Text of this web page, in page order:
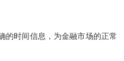
的时间信息，为金融市场的正常